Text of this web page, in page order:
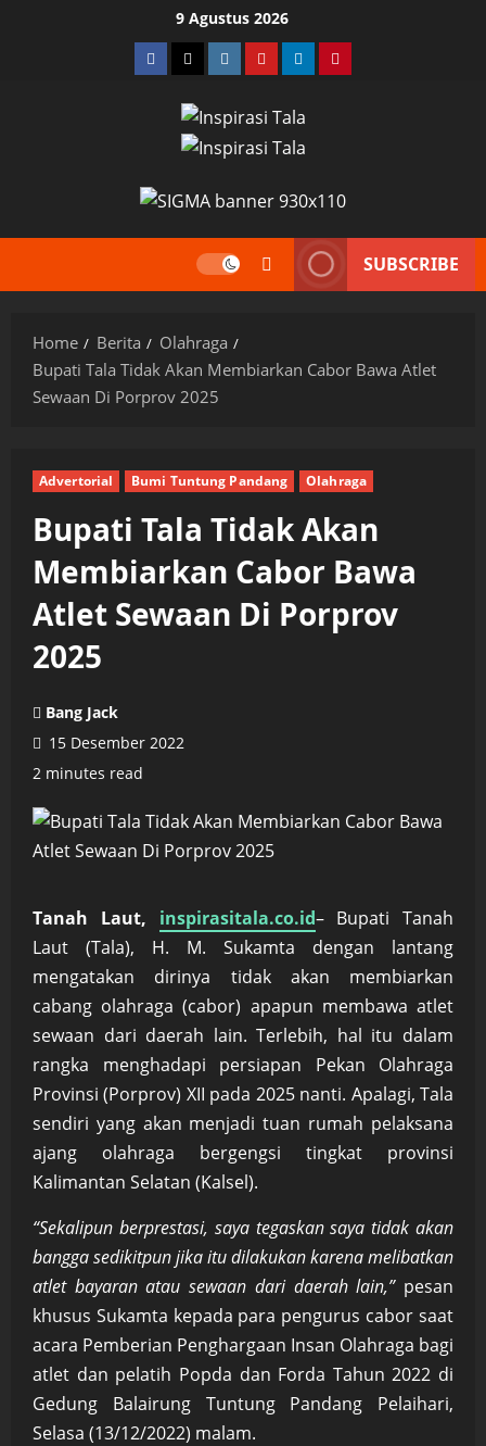
9 Agustus 2026
Facebook
TwitterInstagram
YouTubeLinkedInPinterest
SUBSCRIBE
Home Berita
Olahraga
Bupati Tala Tidak Akan Membiarkan Cabor Bawa Atlet
Sewaan Di Porprov 2025
Advertorial Bumi Tuntung Pandang Olahraga
Bupati Tala Tidak Akan
Membiarkan Cabor Bawa
Atlet Sewaan Di Porprov
2025
Bang Jack
15 Desember 2022
2 minutes read
Tanah Laut, inspirasitala.co.id– Bupati Tanah
Laut (Tala), H. M. Sukamta dengan lantang
mengatakan dirinya tidak akan membiarkan
cabang olahraga (cabor) apapun membawa atlet
sewaan dari daerah lain. Terlebih, hal itu dalam
rangka menghadapi persiapan Pekan Olahraga
Provinsi (Porprov) XII pada 2025 nanti. Apalagi, Tala
sendiri yang akan menjadi tuan rumah pelaksana
ajang olahraga bergengsi tingkat provinsi
Kalimantan Selatan (Kalsel).
“Sekalipun berprestasi, saya tegaskan saya tidak akan
bangga sedikitpun jika itu dilakukan karena melibatkan
atlet bayaran atau sewaan dari daerah lain,”pesan
khusus Sukamta kepada para pengurus cabor saat
acara Pemberian Penghargaan Insan Olahraga bagi
atlet dan pelatih Popda dan Forda Tahun 2022 di
Gedung Balairung Tuntung Pandang Pelaihari,
Selasa (13/12/2022) malam.